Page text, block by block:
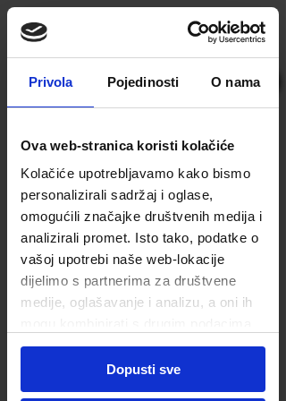
Privola Pojedinosti O nama
Ova web-stranica koristi kolačiće
Kolačiće upotrebljavamo kako bismo
personalizirali sadržaj i oglase,
omogućili značajke društvenih medija i
analizirali promet. Isto tako, podatke o
vašoj upotrebi naše web-lokacije
dijelimo s partnerima za društvene
medije, oglašavanje i analizu, a oni ih
koje ste im pružili ili koje su prikupili
dok ste upotrebljavali njihove usluge.
Dopusti sve
dom za starije i nemoćne
DOM NOVA
+385 91 242 6796
KONTAKTIRAJTE NAS
Dom Nova
Dom za starije i nemoćne Brezani 19 b
HR - 10347 Rakovec